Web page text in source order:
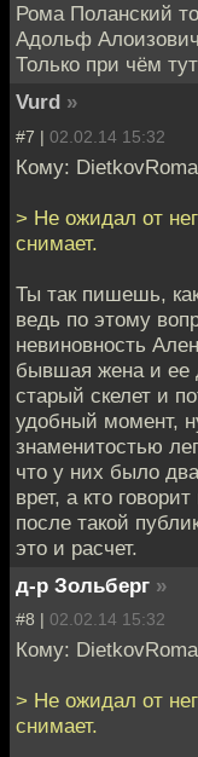
Рома Поланский
Адольф
Только при чём
Vurd »
#7 | 02.02.14 15:32
Кому:
> Не ожидал от
снимает.
Ты так пишешь,
ведь по этому
невиновность
бывшая жена и ее
старый скелет и
удобный момент,
знаменитостью
что у них было
врет, а кто
после такой
это и расчет.
д-р Зольберг »
#8 | 02.02.14 15:32
Кому:
> Не ожидал от
снимает.